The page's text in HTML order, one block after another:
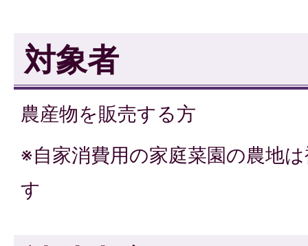
対象者
農産物を販売する方
※自家消費用の家庭菜園の農地
す